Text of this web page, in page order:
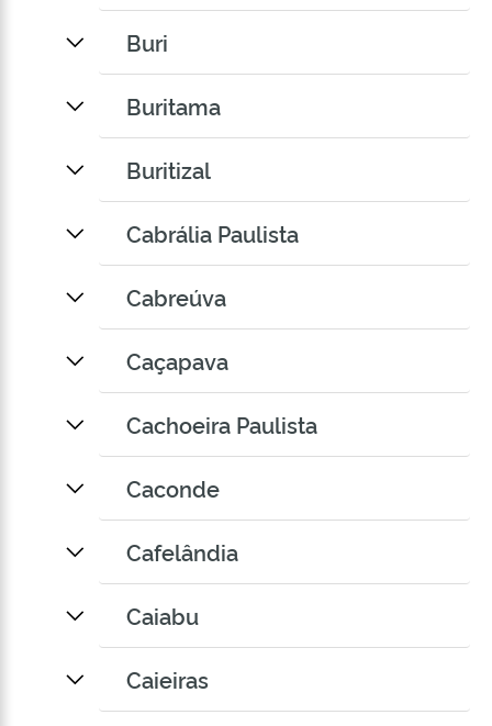
Buri
Buritama
Buritizal
Cabrália Paulista
Cabreúva
Caçapava
Cachoeira Paulista
Caconde
Cafelândia
Caiabu
Caieiras